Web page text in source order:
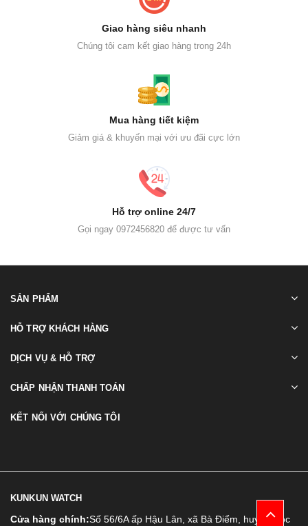
Giao hàng siêu nhanh
Chúng tôi cam kết giao hàng trong 24h
Mua hàng tiết kiệm
Giảm giá & khuyến mại với ưu đãi cực lớn
Hỗ trợ online 24/7
Gọi ngay 0972456820 để được tư vấn
SẢN PHẨM
HỖ TRỢ KHÁCH HÀNG
DỊCH VỤ & HỖ TRỢ
CHẤP NHẬN THANH TOÁN
KẾT NỐI VỚI CHÚNG TÔI
KUNKUN WATCH
Cửa hàng chính:Số 56/6A ấp Hậu Lân, xã Bà Điểm, huyện Hóc